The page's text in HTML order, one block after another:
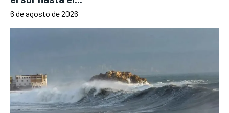
6 de agosto de 2026